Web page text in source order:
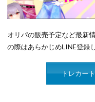
オリパの販売予定など最新
の際はあらかじめLINE登録
トレカー